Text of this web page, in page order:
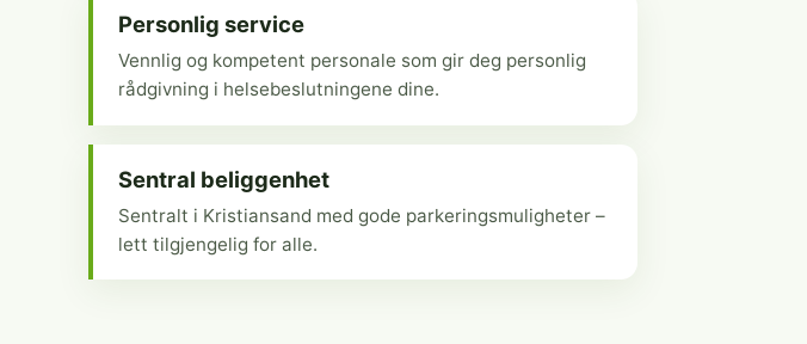
Personlig service
Vennlig og kompetent personale som gir deg personlig
rådgivning i helsebeslutningene dine.
Sentral beliggenhet
Sentralt i Kristiansand med gode parkeringsmuligheter –
lett tilgjengelig for alle.